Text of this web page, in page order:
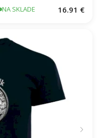
NA SKLADE 16.91 €